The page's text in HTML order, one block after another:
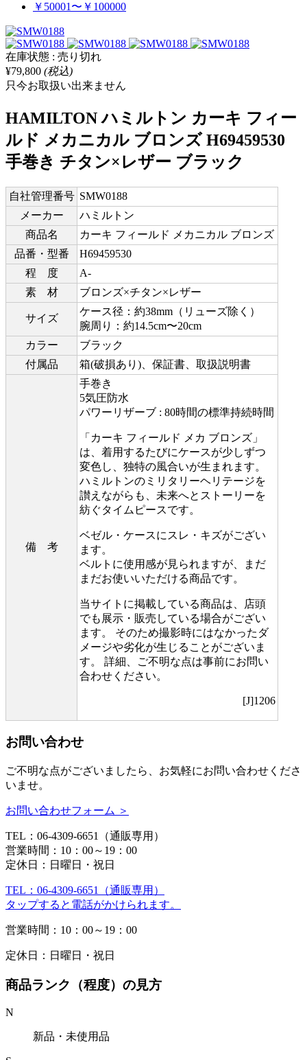
￥50001〜￥100000
在庫状態 : 売り切れ
¥79,800 (税込)
只今お取扱い出来ません
HAMILTON ハミルトン カーキ フィー
ルド メカニカル ブロンズ H69459530
手巻き チタン×レザー ブラック
自社管理番号 SMW0188
メーカー
ハミルトン
商品名
カーキ フィールド メカニカル ブロンズ
品番・型番
H69459530
程 度
A-
素 材
ブロンズ×チタン×レザー
サイズ
ケース径：約38mm（リューズ除く）
腕周り：約14.5cm〜20cm
カラー
ブラック
付属品
箱(破損あり)、保証書、取扱説明書
備 考
手巻き
5気圧防水
パワーリザーブ : 80時間の標準持続時間
「カーキ フィールド メカ ブロンズ」
は、着用するたびにケースが少しずつ
変色し、独特の風合いが生まれます。
ハミルトンのミリタリーヘリテージを
讃えながらも、未来へとストーリーを
紡ぐタイムピースです。
ベゼル・ケースにスレ・キズがござい
ます。
ベルトに使用感が見られますが、まだ
まだお使いいただける商品です。
当サイトに掲載している商品は、店頭
でも展示・販売している場合がござい
ます。 そのため撮影時にはなかったダ
メージや劣化が生じることがございま
す。 詳細、ご不明な点は事前にお問い
合わせください。
[J]1206
お問い合わせ
ご不明な点がございましたら、お気軽にお問い合わせくださ
いませ。
お問い合わせフォーム ＞
TEL：06-4309-6651（通販専用）
営業時間：10：00～19：00
定休日：日曜日・祝日
TEL：06-4309-6651（通販専用）
タップすると電話がかけられます。
営業時間：10：00～19：00
定休日：日曜日・祝日
商品ランク（程度）の見方
N
新品・未使用品